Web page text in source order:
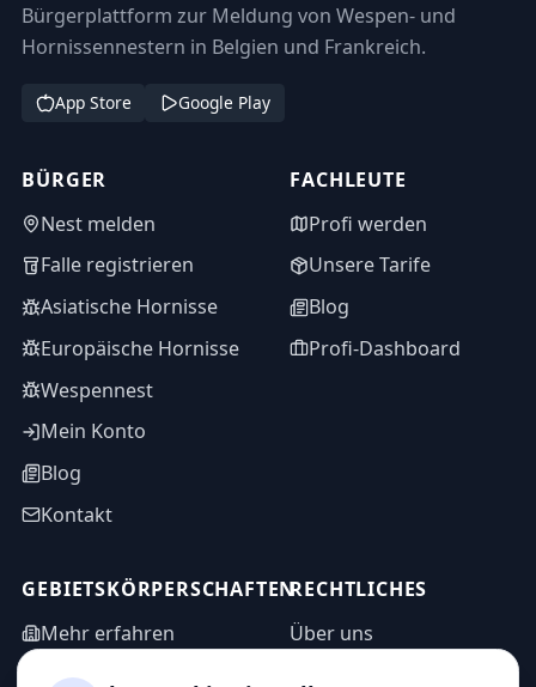
Bürgerplattform zur Meldung von Wespen- und
Hornissennestern in Belgien und Frankreich.
App Store Google Play
BÜRGER
Nest melden
Falle registrieren
Asiatische Hornisse
Europäische Hornisse
Wespennest
Mein Konto
Blog
Kontakt
FACHLEUTE
Profi werden
Unsere Tarife
Blog
Profi-Dashboard
GEBIETSKÖRPERSCHAFTEN
Mehr erfahren
Informationsanfrage
RECHTLICHES
Über uns